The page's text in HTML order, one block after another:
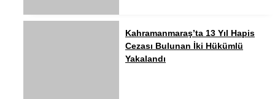
Kahramanmaraş’ta 13 Yıl Hapis
Cezası Bulunan İki Hükümlü
Yakalandı